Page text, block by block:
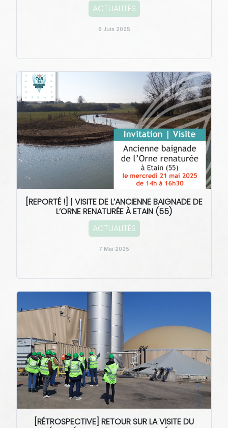
ACTUALITÉS
6 Juin 2025
[REPORTÉ !] | VISITE DE L’ANCIENNE BAIGNADE DE
L’ORNE RENATURÉE À ETAIN (55)
ACTUALITÉS
7 Mai 2025
[RÉTROSPECTIVE] RETOUR SUR LA VISITE DU